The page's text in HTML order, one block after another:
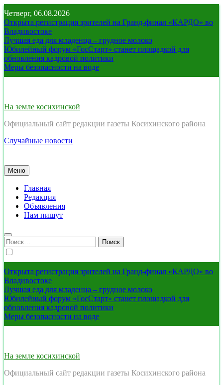
Перейти
к
содержимому
Четверг, 06.08.2026
Открыта регистрация зрителей на Гранд-финал «КАРДО» во
Владивостоке
Лучшая еда для младенца – грудное молоко
Юбилейный форум «ГосСтарт» станет площадкой для
обновления кадровой политики
Меры безопасности на воде
На земле косихинской
Официальный сайт редакции газеты Косихинского района
Случайные новости
Меню
Главная
Редакция
Объявления
Нам пишут
Найти:
Открыта регистрация зрителей на Гранд-финал «КАРДО» во
Владивостоке
Лучшая еда для младенца – грудное молоко
Юбилейный форум «ГосСтарт» станет площадкой для
обновления кадровой политики
Меры безопасности на воде
На земле косихинской
Официальный сайт редакции газеты Косихинского района